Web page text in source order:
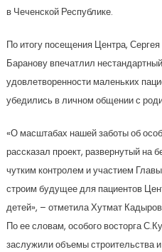
в Чеченской Республике.
По итогу посещения Центра,
Баранову впечатлил
удовлетворенности маленьких
убедились в личном общении с
«О масштабах нашей заботы об
рассказал проект, развернутый на
чутким контролем и участием
строим будущее для пациентов
детей», – отметила Хутмат
По ее словам, особого восторга
заслужили объемы строительства